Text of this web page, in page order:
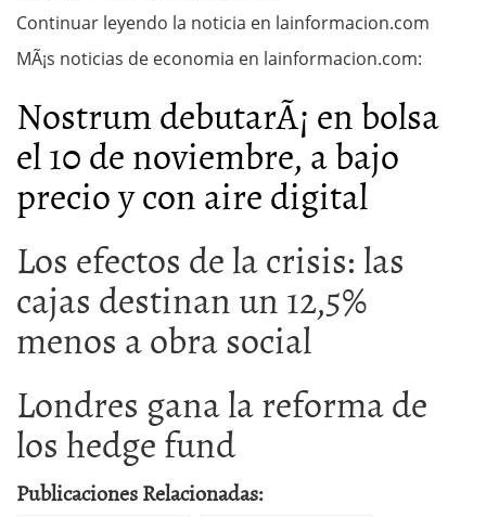
Continuar leyendo la noticia en lainformacion.com
MÃ¡s noticias de economia en lainformacion.com:
Nostrum debutarÃ¡ en bolsa
el 10 de noviembre, a bajo
precio y con aire digital
Los efectos de la crisis: las
cajas destinan un 12,5%
menos a obra social
Londres gana la reforma de
los hedge fund
Publicaciones Relacionadas: